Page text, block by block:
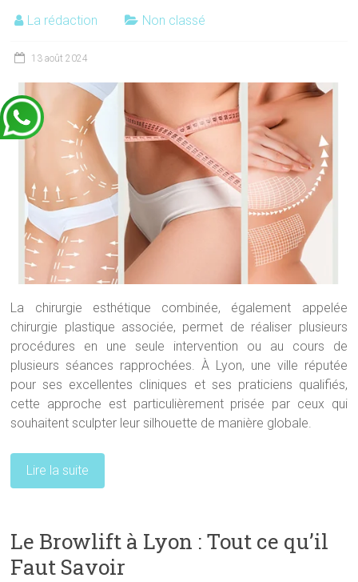
La rédaction Non classé
13 août 2024
La chirurgie esthétique combinée, également appelée
chirurgie plastique associée, permet de réaliser plusieurs
procédures en une seule intervention ou au cours de
plusieurs séances rapprochées. À Lyon, une ville réputée
pour ses excellentes cliniques et ses praticiens qualifiés,
cette approche est particulièrement prisée par ceux qui
souhaitent sculpter leur silhouette de manière globale.
Lire la suite
Le Browlift à Lyon : Tout ce qu’il
Faut Savoir